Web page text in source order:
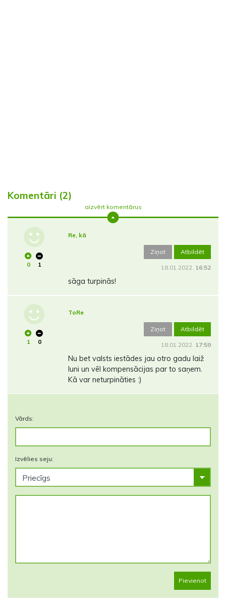
Komentāri (2)
aizvērt komentārus
0 1
Re, kā
Ziņot Atbildēt
18.01.2022. 16:52
sāga turpinās!
1 0
ToRe
Ziņot Atbildēt
18.01.2022. 17:59
Nu bet valsts iestādes jau otro gadu laiž
luni un vēl kompensācijas par to saņem.
Kā var neturpināties :)
Vārds:
Izvēlies seju:
Pievienot